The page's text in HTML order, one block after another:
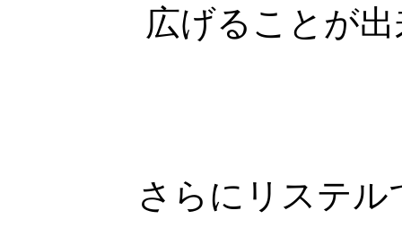
広げることが
さらにリステル